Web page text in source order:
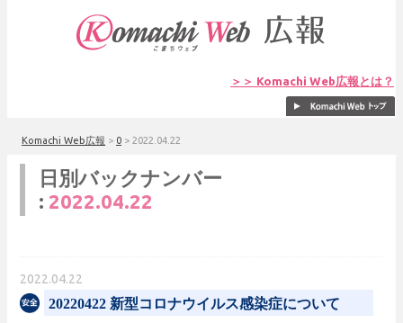
＞＞ Komachi Web広報とは？
Komachi Web広報 > 0 > 2022.04.22
日別バックナンバー
: 2022.04.22
2022.04.22
20220422 新型コロナウイルス感染症について